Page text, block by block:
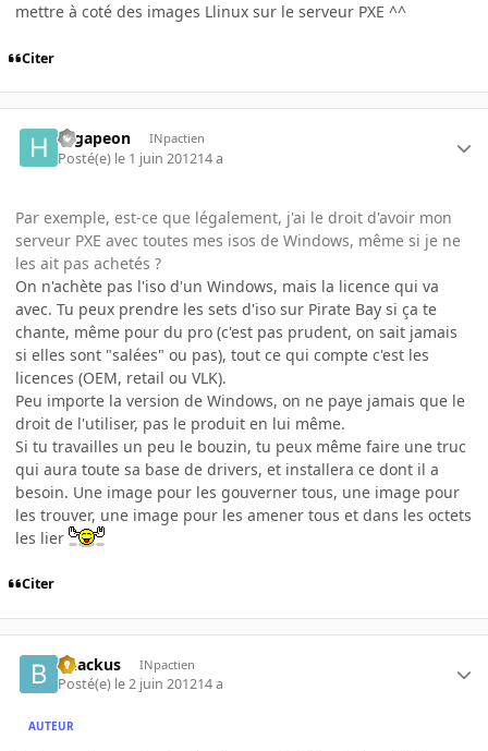
mettre à coté des images Llinux sur le serveur PXE ^^
Citer
Higapeon INpactien
Posté(e) le 1 juin 201214 a
Par exemple, est-ce que légalement, j'ai le droit d'avoir mon
serveur PXE avec toutes mes isos de Windows, même si je ne
les ait pas achetés ?
On n'achète pas l'iso d'un Windows, mais la licence qui va
avec. Tu peux prendre les sets d'iso sur Pirate Bay si ça te
chante, même pour du pro (c'est pas prudent, on sait jamais
si elles sont "salées" ou pas), tout ce qui compte c'est les
licences (OEM, retail ou VLK).
Peu importe la version de Windows, on ne paye jamais que le
droit de l'utiliser, pas le produit en lui même.
Si tu travailles un peu le bouzin, tu peux même faire une truc
qui aura toute sa base de drivers, et installera ce dont il a
besoin. Une image pour les gouverner tous, une image pour
les trouver, une image pour les amener tous et dans les octets
les lier
Citer
bhackus INpactien
Posté(e) le 2 juin 201214 a
AUTEUR